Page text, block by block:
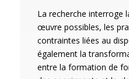
La recherche interroge
œuvre possibles, les
contraintes liées au
également la
entre la formation de